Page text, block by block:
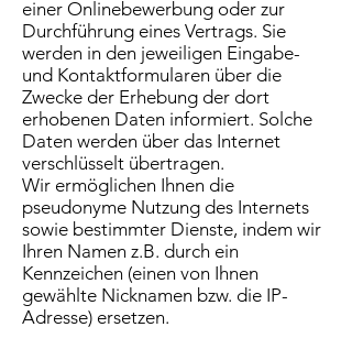
einer Onlinebewerbung oder zur
Durchführung eines Vertrags. Sie
werden in den jeweiligen Eingabe-
und Kontaktformularen über die
Zwecke der Erhebung der dort
erhobenen Daten informiert. Solche
Daten werden über das Internet
verschlüsselt übertragen.
Wir ermöglichen Ihnen die
pseudonyme Nutzung des Internets
sowie bestimmter Dienste, indem wir
Ihren Namen z.B. durch ein
Kennzeichen (einen von Ihnen
gewählte Nicknamen bzw. die IP-
Adresse) ersetzen.